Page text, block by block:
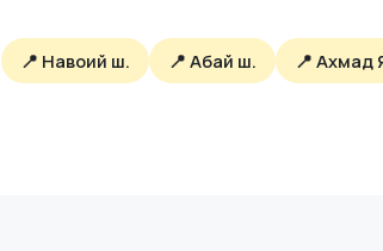
📍 Навоий ш. 📍 Абай ш. 📍 Ахмад